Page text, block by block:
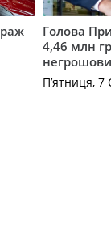
Голова
4,46 млн
П’ятниця,